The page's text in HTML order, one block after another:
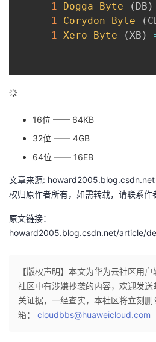
1
Dogga Byte ( DB )
1
Corydon Byte (
1 Xero Byte (XB )
16位 —— 64KB
32位 —— 4GB
64位 —— 16EB
文章来源:
权归原作者所有，如需转载，请联系作
原文链接：
howard2005.blog.csdn.net/article/
【版权声明】本文为华为云社区用
社区中有涉嫌抄袭的内容，欢迎发
关证据，一经查实，本社区将立刻
箱： cloudbbs@huaweicloud.com